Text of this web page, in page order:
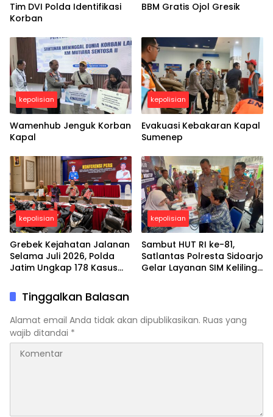
Tim DVI Polda Identifikasi
Korban
BBM Gratis Ojol Gresik
kepolisian
Wamenhub Jenguk Korban
Kapal
kepolisian
Evakuasi Kebakaran Kapal
Sumenep
kepolisian
Grebek Kejahatan Jalanan
Selama Juli 2026, Polda
Jatim Ungkap 178 Kasus
Tersangka
kepolisian
Sambut HUT RI ke-81,
Satlantas Polresta Sidoarjo
Gelar Layanan SIM Keliling
Tinggalkan Balasan
Alamat email Anda tidak akan dipublikasikan. Ruas yang
wajib ditandai *